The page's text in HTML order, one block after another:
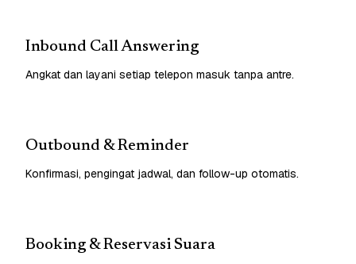
Inbound Call Answering
Angkat dan layani setiap telepon masuk tanpa antre.
Outbound & Reminder
Konfirmasi, pengingat jadwal, dan follow-up otomatis.
Booking & Reservasi Suara